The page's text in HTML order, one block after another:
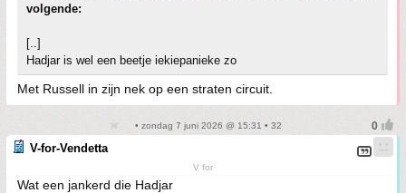
volgende:
[..]
Hadjar is wel een beetje iekiepanieke zo
Met Russell in zijn nek op een straten circuit.
• zondag 7 juni 2026 @ 15:31 • 32
V-for-Vendetta
V for
Wat een jankerd die Hadjar